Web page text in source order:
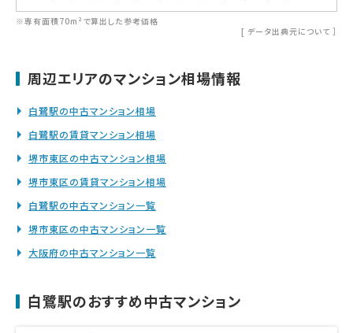
※専有面積70m²で算出した参考価格
[ データ出典元について ］
周辺エリアのマンション相場情報
白鷺駅の中古マンション相場
白鷺駅の賃貸マンション相場
堺市東区の中古マンション相場
堺市東区の賃貸マンション相場
白鷺駅の中古マンション一覧
堺市東区の中古マンション一覧
大阪府の中古マンション一覧
白鷺駅のおすすめ中古マンション